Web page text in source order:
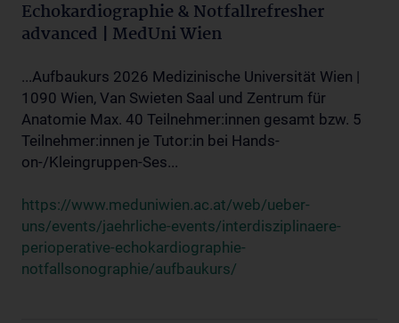
Echokardiographie & Notfallrefresher
advanced | MedUni Wien
...Aufbaukurs 2026 Medizinische Universität Wien |
1090 Wien, Van Swieten Saal und Zentrum für
Anatomie Max. 40 Teilnehmer:innen gesamt bzw. 5
Teilnehmer:innen je Tutor:in bei Hands-
on-/Kleingruppen-Ses...
https://www.meduniwien.ac.at/web/ueber-
uns/events/jaehrliche-events/interdisziplinaere-
perioperative-echokardiographie-
notfallsonographie/aufbaukurs/